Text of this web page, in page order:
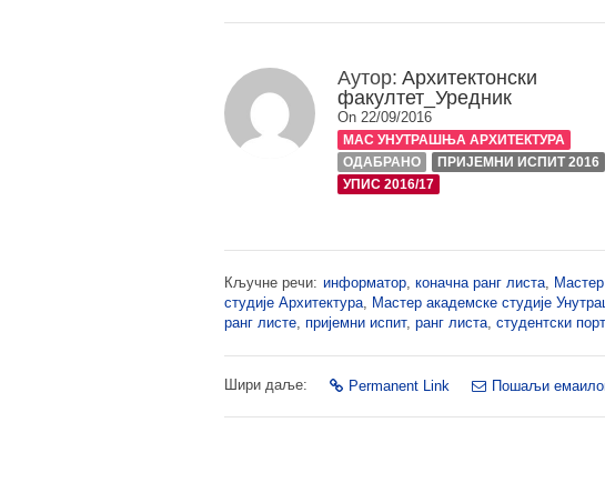
Аутор: Архитектонски
факултет_Уредник
On 22/09/2016
МАС УНУТРАШЊА АРХИТЕКТУРА
ОДАБРАНО
ПРИЈЕМНИ ИСПИТ 2016
УПИС 2016/17
Кључне речи: информатор, коначна ранг листа,
студије Архитектура, Мастер академске студије
ранг листе, пријемни испит, ранг листа, студентски
Шири даље: Permanent Link Пошаљи